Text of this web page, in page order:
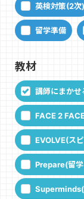
英検対策(2次)
留学準備
教材
講師にまかせ
FACE 2
EVOLVE(ス
Prepare(留
Superminds(